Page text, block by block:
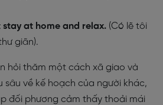
stay at home and relax. (Có lẽ tôi
giãn).
hỏi thăm một cách xã giao và
sâu về kế hoạch của người khác,
đối phương cảm thấy thoải mái